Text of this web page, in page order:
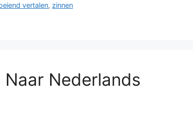
vertalen, zinnen
Nederlands